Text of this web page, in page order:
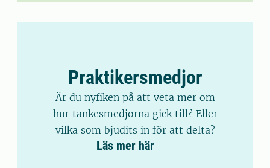
Praktikersmedjor
Är du nyfiken på att veta mer om
hur tankesmedjorna gick till? Eller
vilka som bjudits in för att delta?
Läs mer här